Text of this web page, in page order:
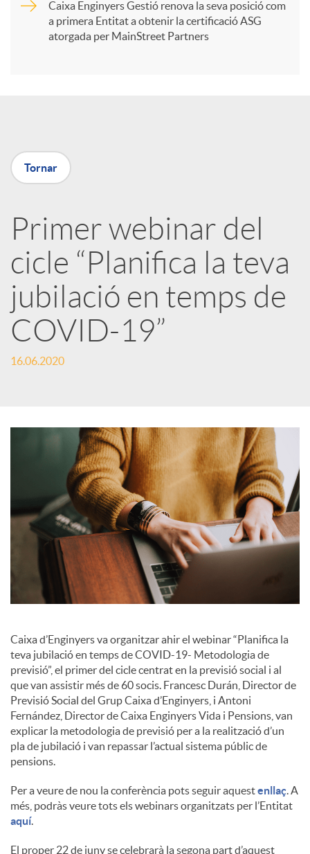
X
a
r
x
e
o
c
i
l
s
Caixa Enginyers Gestió renova la seva posició com
a primera Entitat a obtenir la certificació ASG
atorgada per MainStreet Partners
Tornar
Primer webinar del
cicle “Planifica la teva
jubilació en temps de
COVID-19”
16.06.2020
Caixa d’Enginyers va organitzar ahir el webinar “Planifica la
teva jubilació en temps de COVID-19- Metodologia de
previsió”, el primer del cicle centrat en la previsió social i al
que van assistir més de 60 socis. Francesc Durán, Director de
Previsió Social del Grup Caixa d’Enginyers, i Antoni
Fernández, Director de Caixa Enginyers Vida i Pensions, van
explicar la metodologia de previsió per a la realització d’un
pla de jubilació i van repassar l’actual sistema públic de
pensions.
Per a veure de nou la conferència pots seguir aquestenllaç. A
més, podràs veure tots els webinars organitzats per l’Entitat
aquí.
El proper 22 de juny se celebrarà la segona part d’aquest